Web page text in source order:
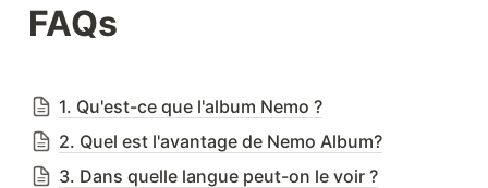
FAQs
1. Qu'est-ce que l'album Nemo ?
2. Quel est l'avantage de Nemo Album?
3. Dans quelle langue peut-on le voir ?